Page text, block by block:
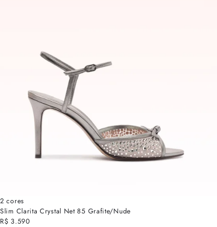
2 cores
Slim Clarita Crystal Net 85 Grafite/Nude
R$ 3.590